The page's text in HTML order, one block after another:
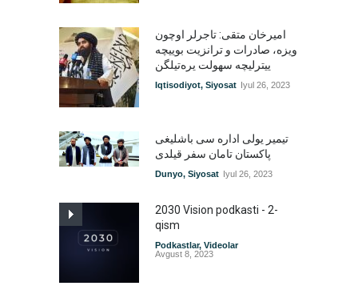
امیرخان متقی: تاجرلر اوچون
ویزه، صادرات و ترانزیت بوییچه
ییترلیچه سهولت یره‌تیلگن
Iqtisodiyot, Siyosat Iyul 26, 2023
تیمیر یولی اداره سی باشلیغی
پاکستان تامان سفر قیلدی
Dunyo, Siyosat Iyul 26, 2023
2030 Vision podkasti - 2-
qism
Podkastlar, Videolar
Avgust 8, 2023